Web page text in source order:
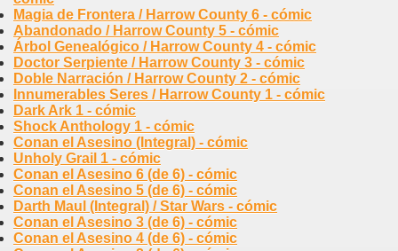
Magia de Frontera / Harrow County 6 - cómic
Abandonado / Harrow County 5 - cómic
Árbol Genealógico / Harrow County 4 - cómic
Doctor Serpiente / Harrow County 3 - cómic
Doble Narración / Harrow County 2 - cómic
Innumerables Seres / Harrow County 1 - cómic
Dark Ark 1 - cómic
Shock Anthology 1 - cómic
Conan el Asesino (Integral) - cómic
Unholy Grail 1 - cómic
Conan el Asesino 6 (de 6) - cómic
Conan el Asesino 5 (de 6) - cómic
Darth Maul (Integral) / Star Wars - cómic
Conan el Asesino 3 (de 6) - cómic
Conan el Asesino 4 (de 6) - cómic